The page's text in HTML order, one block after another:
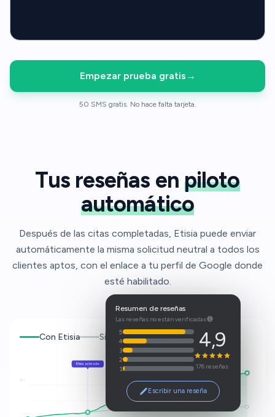
Empezar prueba gratis →
50 SMS gratis. No hace falta tarjeta.
Tus reseñas en piloto
automático
Después de las citas completadas, Etisia puede enviar
automáticamente la misma solicitud neutral a todos los
clientes aptos, con el enlace a tu perfil de Google donde
esté habilitado.
Resumen de reseñas
Las reseñas no están verificadas
5
4
3
2
1
4,9
176 reseñas
Escribir una reseña
Con Etisia Sin pedirlo
Etisia activado
Alto